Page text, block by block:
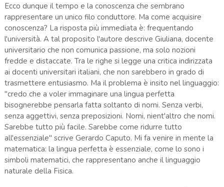
Ecco dunque il tempo e la conoscenza che sembrano
rappresentare un unico filo conduttore. Ma come acquisire
conoscenza? La risposta più immediata è: frequentando
l'università. A tal proposito l'autore descrive Giuliana, docente
universitario che non comunica passione, ma solo nozioni
fredde e distaccate. Tra le righe si legge una critica indirizzata
ai docenti universitari italiani, che non sarebbero in grado di
trasmettere entusiasmo. Ma il problema è insito nel linguaggio:
"credo che a voler immaginare una lingua perfetta
bisognerebbe pensarla fatta soltanto di nomi. Senza verbi,
senza aggettivi, senza preposizioni. Nomi, nient'altro che nomi.
Sarebbe tutto più facile. Sarebbe come ridurre tutto
all'essenziale" scrive Gerardo Caputo. Mi fa venire in mente la
matematica: la lingua perfetta è essenziale, come lo sono i
simboli matematici, che rappresentano anche il linguaggio
naturale della Fisica.